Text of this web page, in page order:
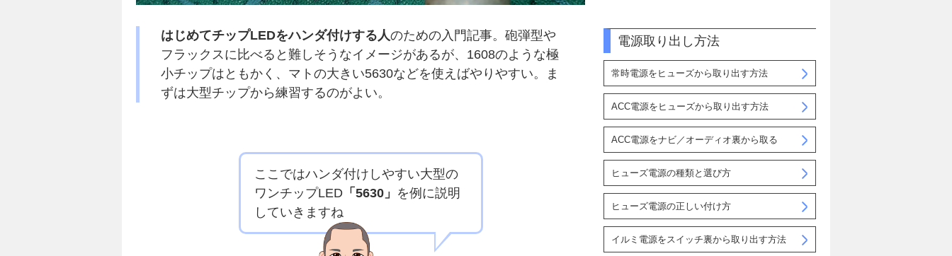
はじめてチップLEDをハンダ付けする人のための入門記事。砲弾型や
フラックスに比べると難しそうなイメージがあるが、1608のような極
小チップはともかく、マトの大きい5630などを使えばやりやすい。ま
ずは大型チップから練習するのがよい。
ここではハンダ付けしやすい大型の
ワンチップLED 「5630」 を例に説明
していきますね
電源取り出し方法
常時電源をヒューズから取り出す方法
ACC電源をヒューズから取り出す方法
ACC電源をナビ／オーディオ裏から取る
ヒューズ電源の種類と選び方
ヒューズ電源の正しい付け方
イルミ電源をスイッチ裏から取り出す方法